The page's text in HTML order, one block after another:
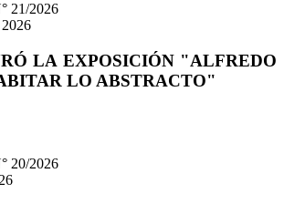
21/2026
LA EXPOSICIÓN "ALFREDO
LO ABSTRACTO"
20/2026